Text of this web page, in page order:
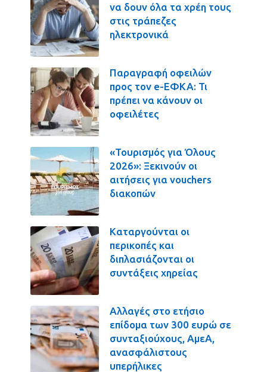
να δουν όλα τα χρέη τους
στις τράπεζες
ηλεκτρονικά
Παραγραφή οφειλών
προς τον e-ΕΦΚΑ: Τι
πρέπει να κάνουν οι
οφειλέτες
«Τουρισμός για Όλους
2026»: Ξεκινούν οι
αιτήσεις για vouchers
διακοπών
Καταργούνται οι
περικοπές και
διπλασιάζονται οι
συντάξεις χηρείας
Αλλαγές στο ετήσιο
επίδομα των 300 ευρώ σε
συνταξιούχους, ΑμεΑ,
ανασφάλιστους
υπερήλικες